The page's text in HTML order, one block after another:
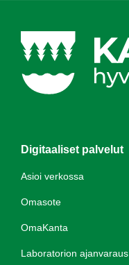
Digitaaliset palvelut
Asioi verkossa
Omasote
OmaKanta
Laboratorion ajanvaraus